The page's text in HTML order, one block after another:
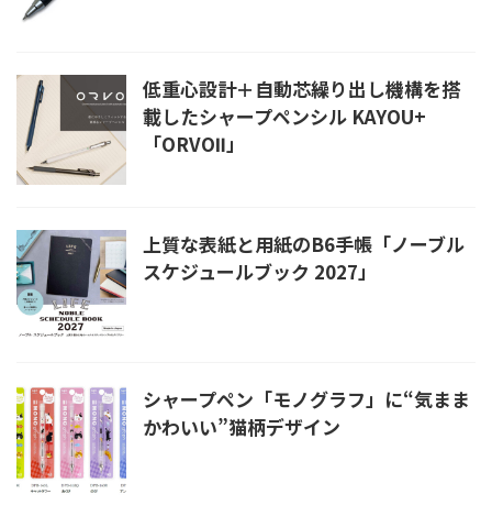
低重心設計＋自動芯繰り出し機構を搭
載したシャープペンシル KAYOU+
「ORVOⅡ」
上質な表紙と用紙のB6手帳「ノーブル
スケジュールブック 2027」
シャープペン「モノグラフ」に“気まま
かわいい”猫柄デザイン